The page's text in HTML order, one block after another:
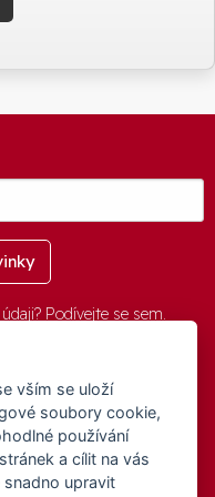
Podívejte se sem.
Obec Oznice. Software:
. Číslo Licence: 74274001
údajů,Přístupnost
vším se uloží
soubory cookie,
používání
a cílit na vás
snadno upravit